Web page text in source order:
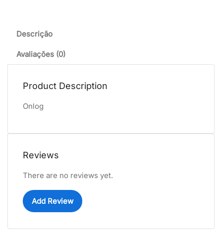
Descrição
Avaliações (0)
Product Description
Onlog
Reviews
There are no reviews yet.
Add Review